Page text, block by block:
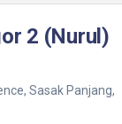
2 (Nurul)
Sasak Panjang,